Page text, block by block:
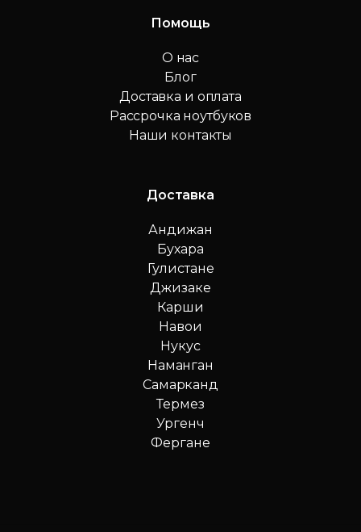
Помощь
О нас
Блог
Доставка и оплата
Рассрочка ноутбуков
Наши контакты
Доставка
Андижан
Бухара
Гулистане
Джизаке
Карши
Навои
Нукус
Наманган
Самарканд
Термез
Ургенч
Фергане